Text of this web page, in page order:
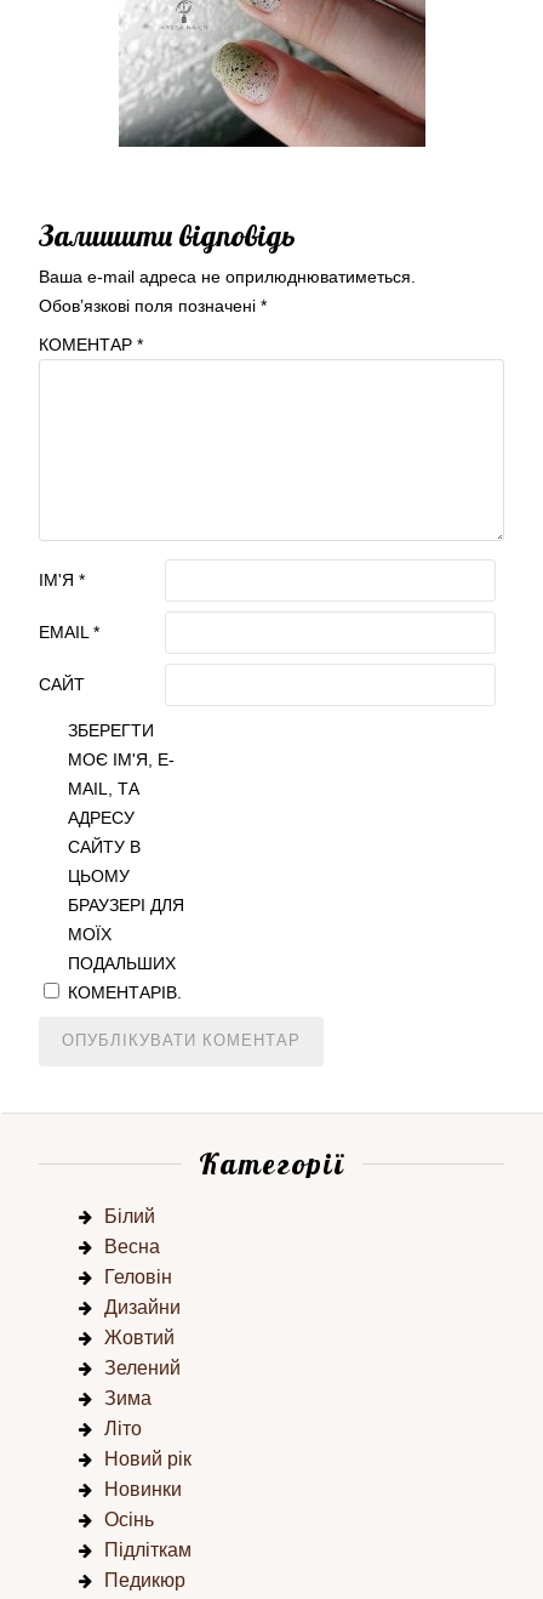
Залишити відповідь
Ваша e-mail адреса не оприлюднюватиметься.
Обов’язкові поля позначені *
КОМЕНТАР *
ІМ'Я *
EMAIL *
САЙТ
ЗБЕРЕГТИ
МОЄ ІМ'Я, E-
MAIL, ТА
АДРЕСУ
САЙТУ В
ЦЬОМУ
БРАУЗЕРІ ДЛЯ
МОЇХ
ПОДАЛЬШИХ
КОМЕНТАРІВ.
Категорії
Білий
Весна
Геловін
Дизайни
Жовтий
Зелений
Зима
Літо
Новий рік
Новинки
Осінь
Підліткам
Педикюр